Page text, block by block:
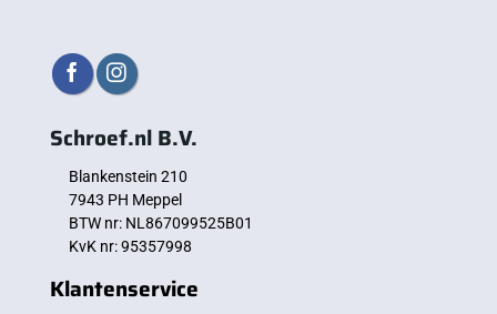
Schroef.nl B.V.
Blankenstein 210
7943 PH Meppel
BTW nr: NL867099525B01
KvK nr: 95357998
Klantenservice